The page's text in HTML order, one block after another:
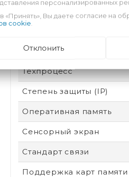
Аккумулятор
Техпроцесс
Степень защиты (IP)
Оперативная память
Сенсорный экран
Стандарт связи
Поддержка карт памяти
персонализированных
«Принять», Вы даете согласие на
cookie
Отклонить